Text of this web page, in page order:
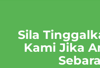
Sila
Kami Jika